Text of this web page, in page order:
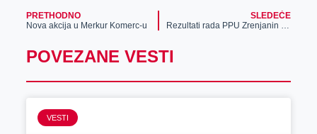
PRETHODNO
Nova akcija u Merkur Komerc-u
SLEDEĆE
Rezultati rada PPU Zrenjanin za januar 2024.
POVEZANE VESTI
VESTI